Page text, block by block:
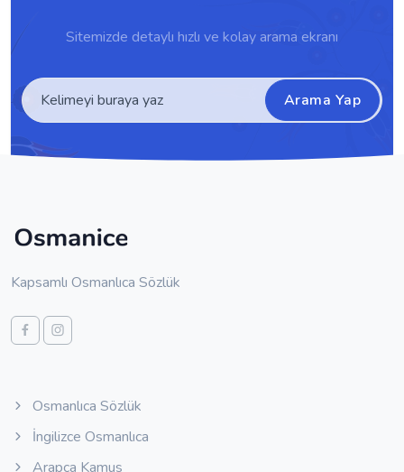
Sitemizde detaylı hızlı ve kolay arama ekranı
Arama Yap
Kapsamlı Osmanlıca Sözlük
Osmanlıca Sözlük
İngilizce Osmanlıca
Arapça Kamus